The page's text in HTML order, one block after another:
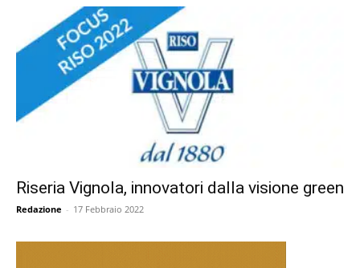
Riseria Vignola, innovatori dalla visione green
Redazione - 17 Febbraio 2022